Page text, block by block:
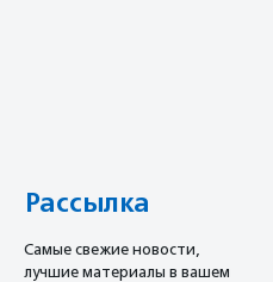
Рассылка
Cамые свежие новости,
лучшие материалы в вашем